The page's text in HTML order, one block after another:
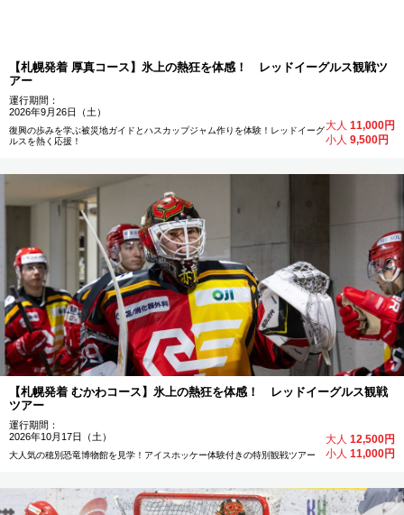
【札幌発着 厚真コース】氷上の熱狂を体感！ レッドイーグルス観戦ツ
アー
運行期間：
2026年9月26日（土）
復興の歩みを学ぶ被災地ガイドとハスカップジャム作りを体験！レッドイーグ
ルスを熱く応援！
大人 11,000円
小人 9,500円
【札幌発着 むかわコース】氷上の熱狂を体感！ レッドイーグルス観戦
ツアー
運行期間：
2026年10月17日（土）
大人気の穂別恐竜博物館を見学！アイスホッケー体験付きの特別観戦ツアー
大人 12,500円
小人 11,000円